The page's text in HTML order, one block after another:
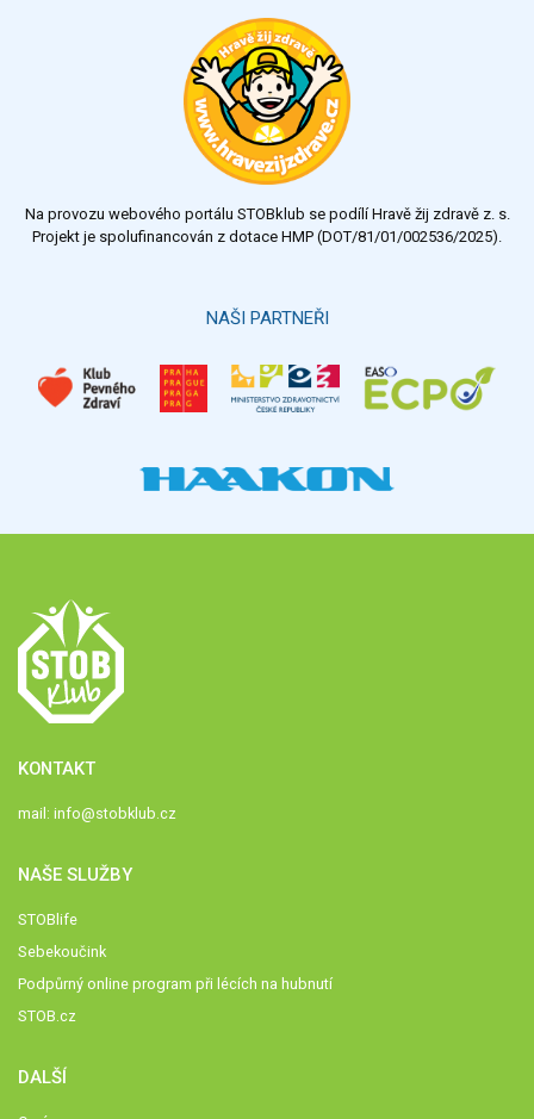
Výsledky Všechny ankety
Na provozu webového portálu STOBklub se podílí Hravě žij zdravě z. s.
Projekt je spolufinancován z dotace HMP (DOT/81/01/002536/2025).
NAŠI PARTNEŘI
KONTAKT
mail: info@stobklub.cz
NAŠE SLUŽBY
STOBlife
Sebekoučink
Podpůrný online program při lécích na hubnutí
STOB.cz
DALŠÍ